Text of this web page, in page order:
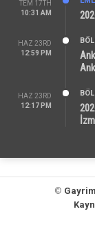
TEM 17TH
10:31 AM
HAZ 23RD
12:59 PM
HAZ 23RD
12:17 PM
©